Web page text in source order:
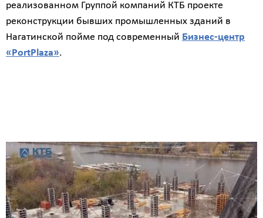
реализованном Группой компаний КТБ проекте
реконструкции бывших промышленных зданий в
Нагатинской пойме под современный Бизнес-центр
«PortPlaza».